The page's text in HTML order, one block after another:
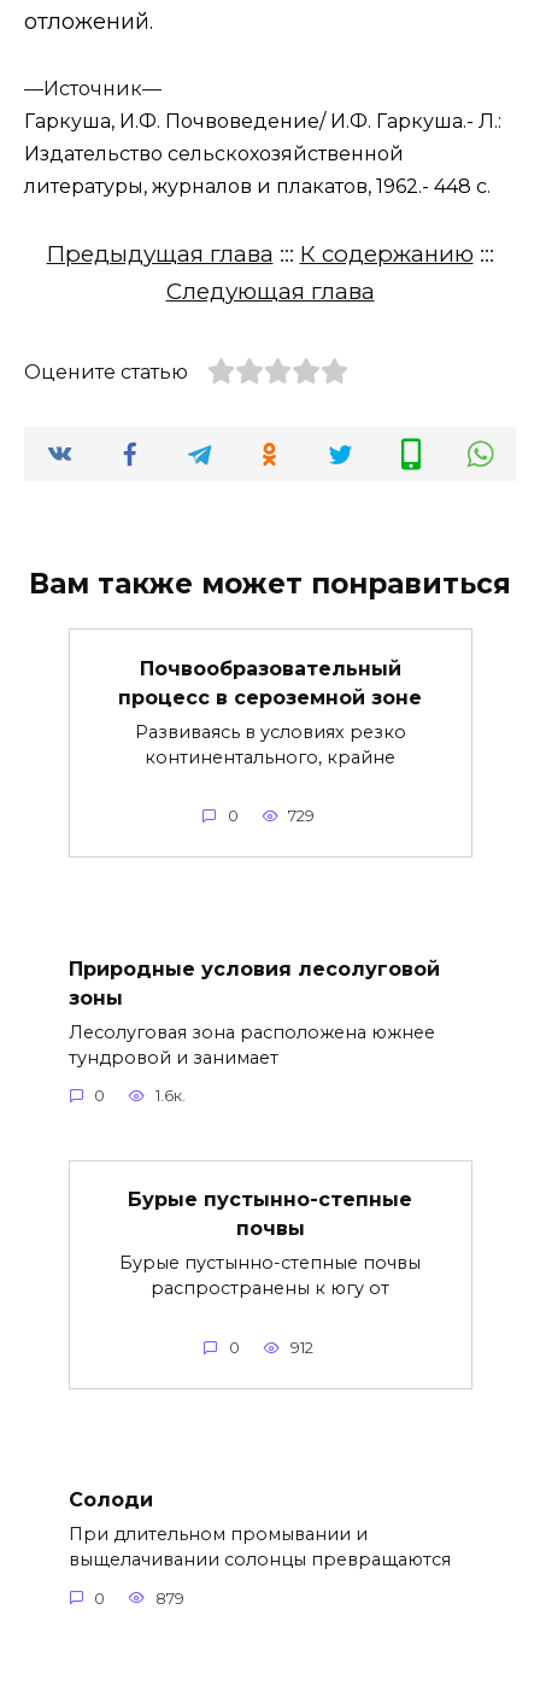
отложений.
—Источник—
Гаркуша, И.Ф. Почвоведение/ И.Ф. Гаркуша.- Л.:
Издательство сельскохозяйственной
литературы, журналов и плакатов, 1962.- 448 с.
Предыдущая глава ::: К содержанию :::
Следующая глава
Оцените статью
Вам также может понравиться
Почвообразовательный
процесс в сероземной зоне
Развиваясь в условиях резко
континентального, крайне
0 729
Природные условия лесолуговой
зоны
Лесолуговая зона расположена южнее
тундровой и занимает
0 1.6к.
Бурые пустынно-степные
почвы
Бурые пустынно-степные почвы
распространены к югу от
0 912
Солоди
При длительном промывании и
выщелачивании солонцы превращаются
0 879